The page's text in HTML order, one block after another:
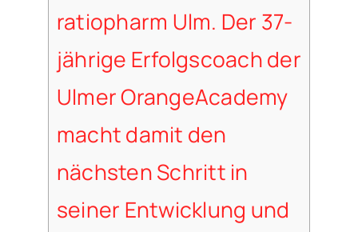
ratiopharm Ulm. Der 37-
jährige Erfolgscoach der
Ulmer OrangeAcademy
macht damit den
nächsten Schritt in
seiner Entwicklung und